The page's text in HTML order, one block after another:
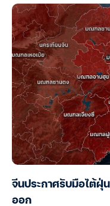
จีนประกาศรับมือไต้ฝุ่
ออก